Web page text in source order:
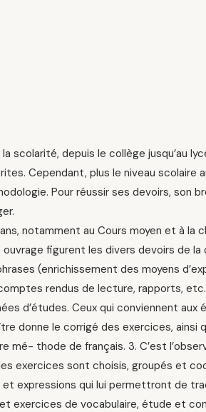
scolarité, depuis le collège jusqu’au
Cependant, plus le niveau scolaire
Pour réussir ses devoirs, son
notamment au Cours moyen et à la
ouvrage figurent les divers devoirs de
(enrichissement des moyens
rendus de lecture, rapports,
d’études. Ceux qui conviennent aux
donne le corrigé des exercices, ainsi
thode de français. 3. C’est
exercices sont choisis, groupés et
expressions qui lui permettront de
exercices de vocabulaire, étude et